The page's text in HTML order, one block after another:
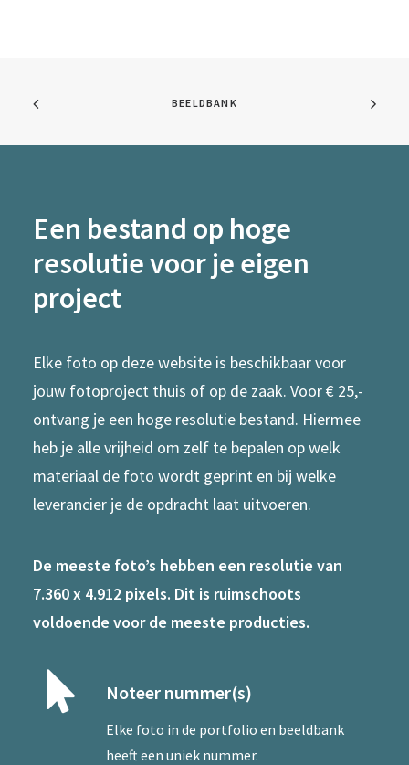
BEELDBANK
Een bestand op hoge
resolutie voor je eigen
project
Elke foto op deze website is beschikbaar voor
jouw fotoproject thuis of op de zaak. Voor € 25,-
ontvang je een hoge resolutie bestand. Hiermee
heb je alle vrijheid om zelf te bepalen op welk
materiaal de foto wordt geprint en bij welke
leverancier je de opdracht laat uitvoeren.
De meeste foto’s hebben een resolutie van
7.360 x 4.912 pixels. Dit is ruimschoots
voldoende voor de meeste producties.
Noteer nummer(s)
Elke foto in de portfolio en beeldbank
heeft een uniek nummer.